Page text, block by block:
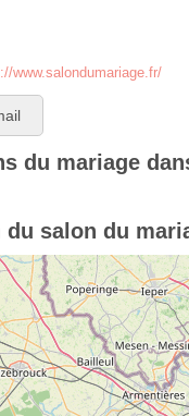
www.salondumariage.fr/
du mariage
salon du